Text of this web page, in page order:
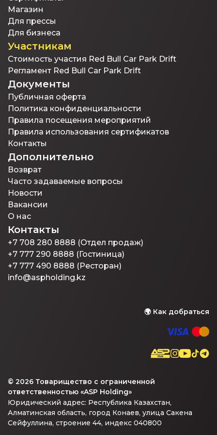
комфортные зоны для компаний Если вы ищете
на Капчагай — Qamysh подойдёт для
праздничного мероприятия
тех, кто хочет научиться выходить из заноса Для
автомобилем
Магазин
Для прессы
Для бизнеса
Участникам
Стоимость участия Red Bull Car Park Drift
Регламент Red Bull Car Park Drift
Документы
Публичная оферта
Политика конфиденциальности
Правила посещения мероприятий
Правила использования сертификатов
Контакты
Дополнительно
Возврат
Часто задаваемые вопросы
Новости
Вакансии
О нас
Контакты
+7 708 280 8888 (Отдел продаж)
+7 777 290 8888 (Гостиница)
+7 777 490 8888 (Ресторан)
info@aspholding.kz
🌍 Как добраться
© 2026 Товарищество с ограниченной
ответственностью «ASP Holding»
Юридический адрес: Республика Казахстан,
Алматинская область, город Конаев, улица Сакена
Сейфуллина, строение 44, индекс 040800